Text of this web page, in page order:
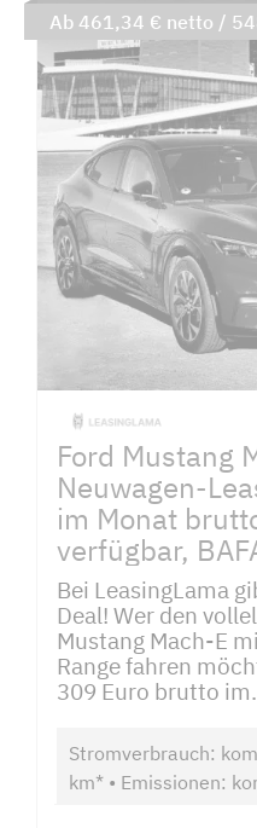
Ford Mustang
Neuwagen-
im Monat
verfügbar,
Bei LeasingLama
Deal! Wer den
Mustang Mach-E
Range fahren
309 Euro brutto
Stromverbrauch:
km* • Emissionen:
Ab 461,34 € netto /